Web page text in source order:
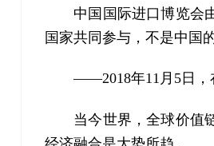
中国国际进口博览会由
国家共同参与，不是中国
——2018年11月5日，
当今世界，全球价值链